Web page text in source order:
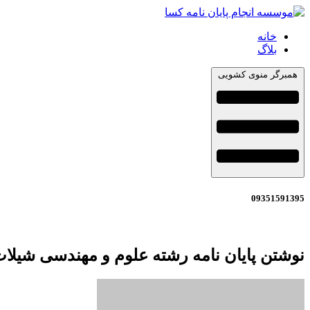
خانه
بلاگ
همبرگر منوی کشویی
09351591395
نوشتن پایان نامه رشته علوم و مهندسی